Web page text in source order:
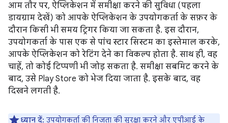
आम तौर पर, ऐप्लिकेशन में समीक्षा करने की सुविधा (पहला
डायग्राम देखें) को आपके ऐप्लिकेशन के उपयोगकर्ता के सफ़र के
दौरान किसी भी समय ट्रिगर किया जा सकता है. इस दौरान,
उपयोगकर्ता के पास एक से पांच स्टार सिस्टम का इस्तेमाल करके,
आपके ऐप्लिकेशन को रेटिंग देने का विकल्प होता है. साथ ही, वह
चाहें, तो कोई टिप्पणी भी जोड़ सकता है. समीक्षा सबमिट करने के
बाद, उसे Play Store को भेज दिया जाता है. इसके बाद, वह
दिखने लगती है.
ध्यान दें: उपयोगकर्ता की निजता की सुरक्षा करने और एपीआई के